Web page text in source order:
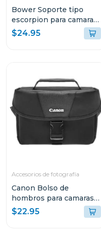
Bower Soporte tipo
escorpion para camaras
dSLR
$24.95
Accesorios de fotografía
Canon Bolso de
hombros para camaras
dSLR
$22.95